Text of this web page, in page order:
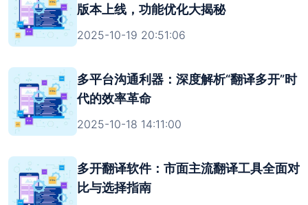
版本上线，功能优化大揭秘
2025-10-19 20:51:06
多平台沟通利器：深度解析“翻译多开”时
代的效率革命
2025-10-18 14:11:00
多开翻译软件：市面主流翻译工具全面对
比与选择指南